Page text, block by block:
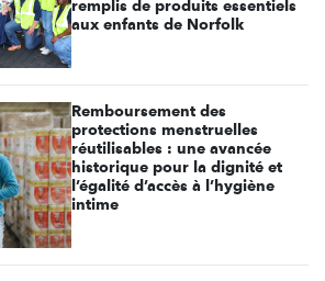
remplis de produits essentiels
aux enfants de Norfolk
Remboursement des
protections menstruelles
réutilisables : une avancée
historique pour la dignité et
l’égalité d’accès à l’hygiène
intime